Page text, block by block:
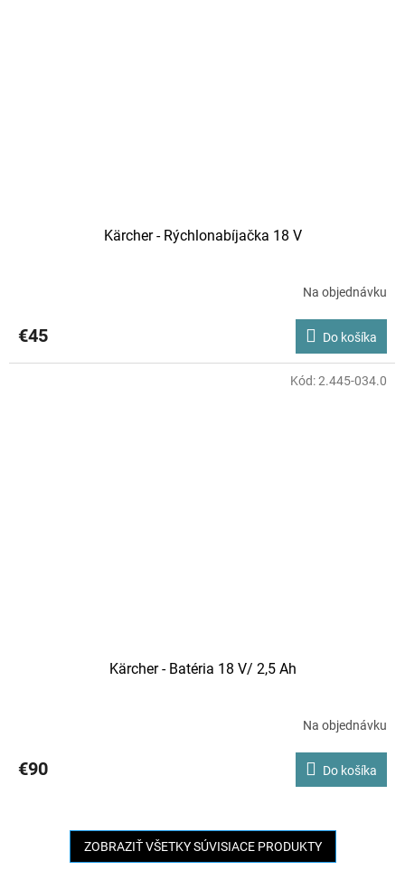
Kärcher - Rýchlonabíjačka 18 V
Na objednávku
€45 Do košíka
Kärcher - Batéria 18 V/ 2,5 Ah
Na objednávku
€90 Do košíka
Kód:2.445-034.0
ZOBRAZIŤ VŠETKY SÚVISIACE PRODUKTY